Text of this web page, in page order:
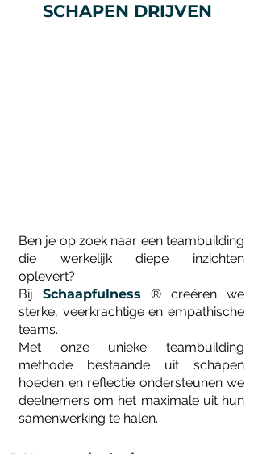
SCHAPEN DRIJVEN
Ben je op zoek naar een teambuilding
die werkelijk diepe inzichten
oplevert?
Bij Schaapfulness
® creëren we
sterke, veerkrachtige en empathische
teams.
Met onze unieke teambuilding
methode bestaande uit schapen
hoeden en reflectie ondersteunen we
deelnemers om het maximale uit hun
samenwerking te halen.